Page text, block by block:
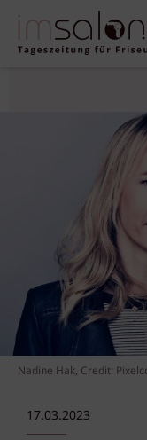
Nadine Hak, Credit:
17.03.2023